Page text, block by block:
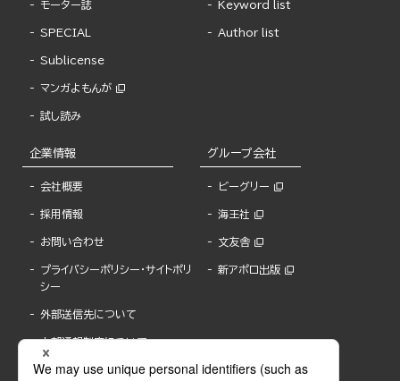
モーター誌
SPECIAL
Sublicense
マンガよもんが
試し読み
Keyword list
Author list
企業情報
会社概要
採用情報
お問い合わせ
プライバシーポリシー・サイトポリ
シー
外部送信先について
内部通報制度について
グループ会社
ビーグリー
海王社
文友舎
新アポロ出版